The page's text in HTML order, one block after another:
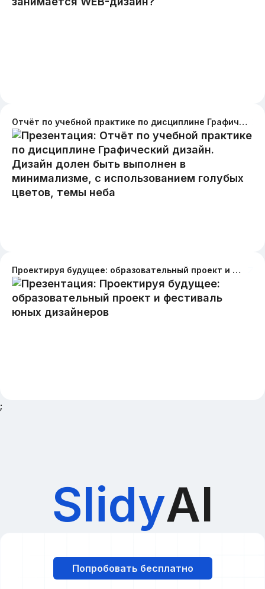
Отчёт по учебной практике по дисциплине Графический дизайн. Дизайн долен быть выполнен в минимализме, с использованием голубых цветов, темы неба
Проектируя будущее: образовательный проект и фестиваль юных дизайнеров
;
SlidyAI
Попробовать бесплатно